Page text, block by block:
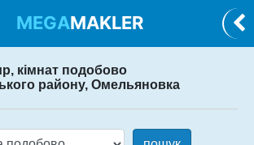
MEGAMAKLER
кімнат подобово
району, Омельяновка